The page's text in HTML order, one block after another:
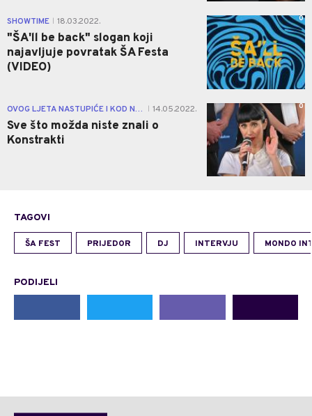
SHOWTIME 18.03.2022.
"ŠA'll be back" slogan koji
najavljuje povratak ŠA Festa
(VIDEO)
0
OVOG LJETA NASTUPIĆE I KOD NAS 14.05.2022.
Sve što možda niste znali o
Konstrakti
0
TAGOVI
ŠA FEST PRIJEDOR DJ INTERVJU MONDO
PODIJELI